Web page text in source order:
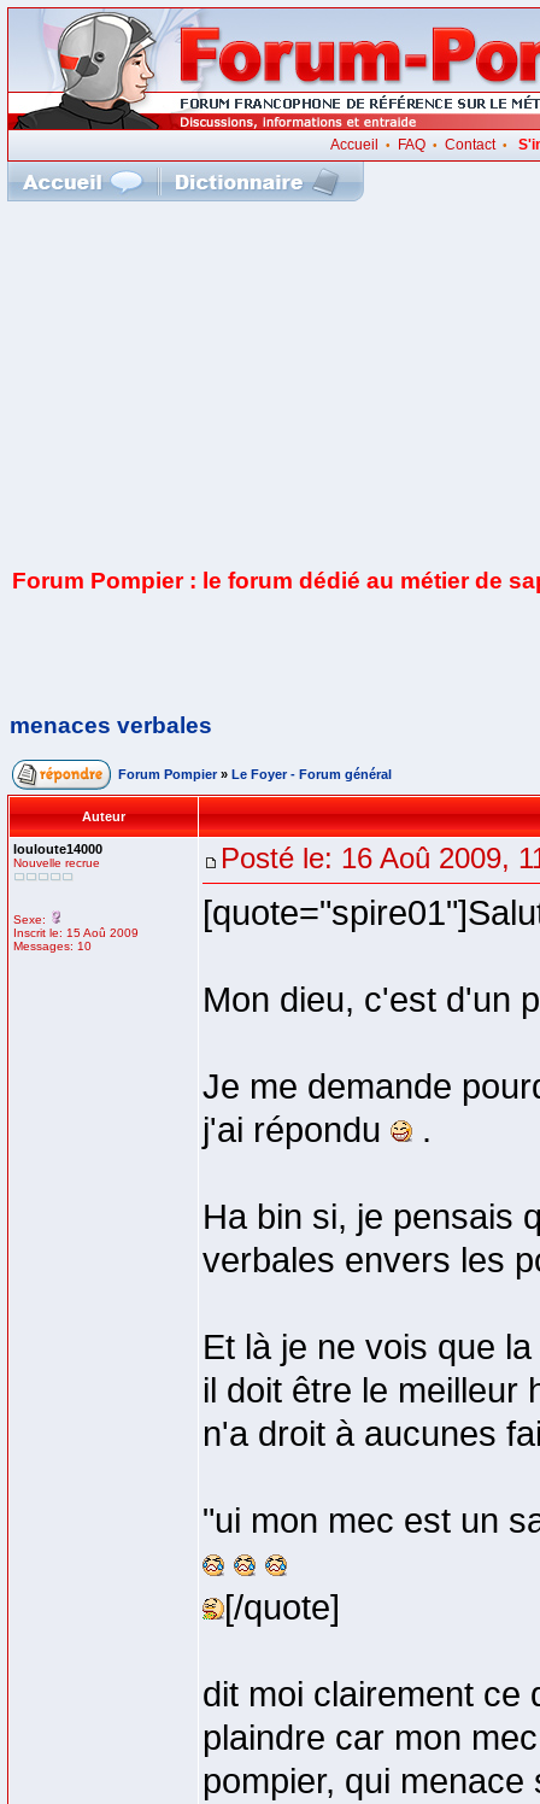
Accueil • FAQ• Contact•
Forum Pompier : le forum dédié au métier de
menaces verbales
Forum Pompier » Le Foyer - Forum général
Auteur
louloute14000
Nouvelle recrue
Sexe:
Inscrit le: 15 Aoû 2009
Messages: 10
Posté le: 16 Aoû 2009,
Mon dieu, c'est d'un
Je me demande
j'ai répondu
.
Ha bin si, je pensais
verbales envers les
Et là je ne vois que
il doit être le meilleur
n'a droit à aucunes
"ui mon mec est un
[/quote]
dit moi clairement ce
plaindre car mon
pompier, qui